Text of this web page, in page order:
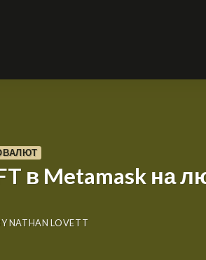
в Metamask на
NATHAN LOVETT